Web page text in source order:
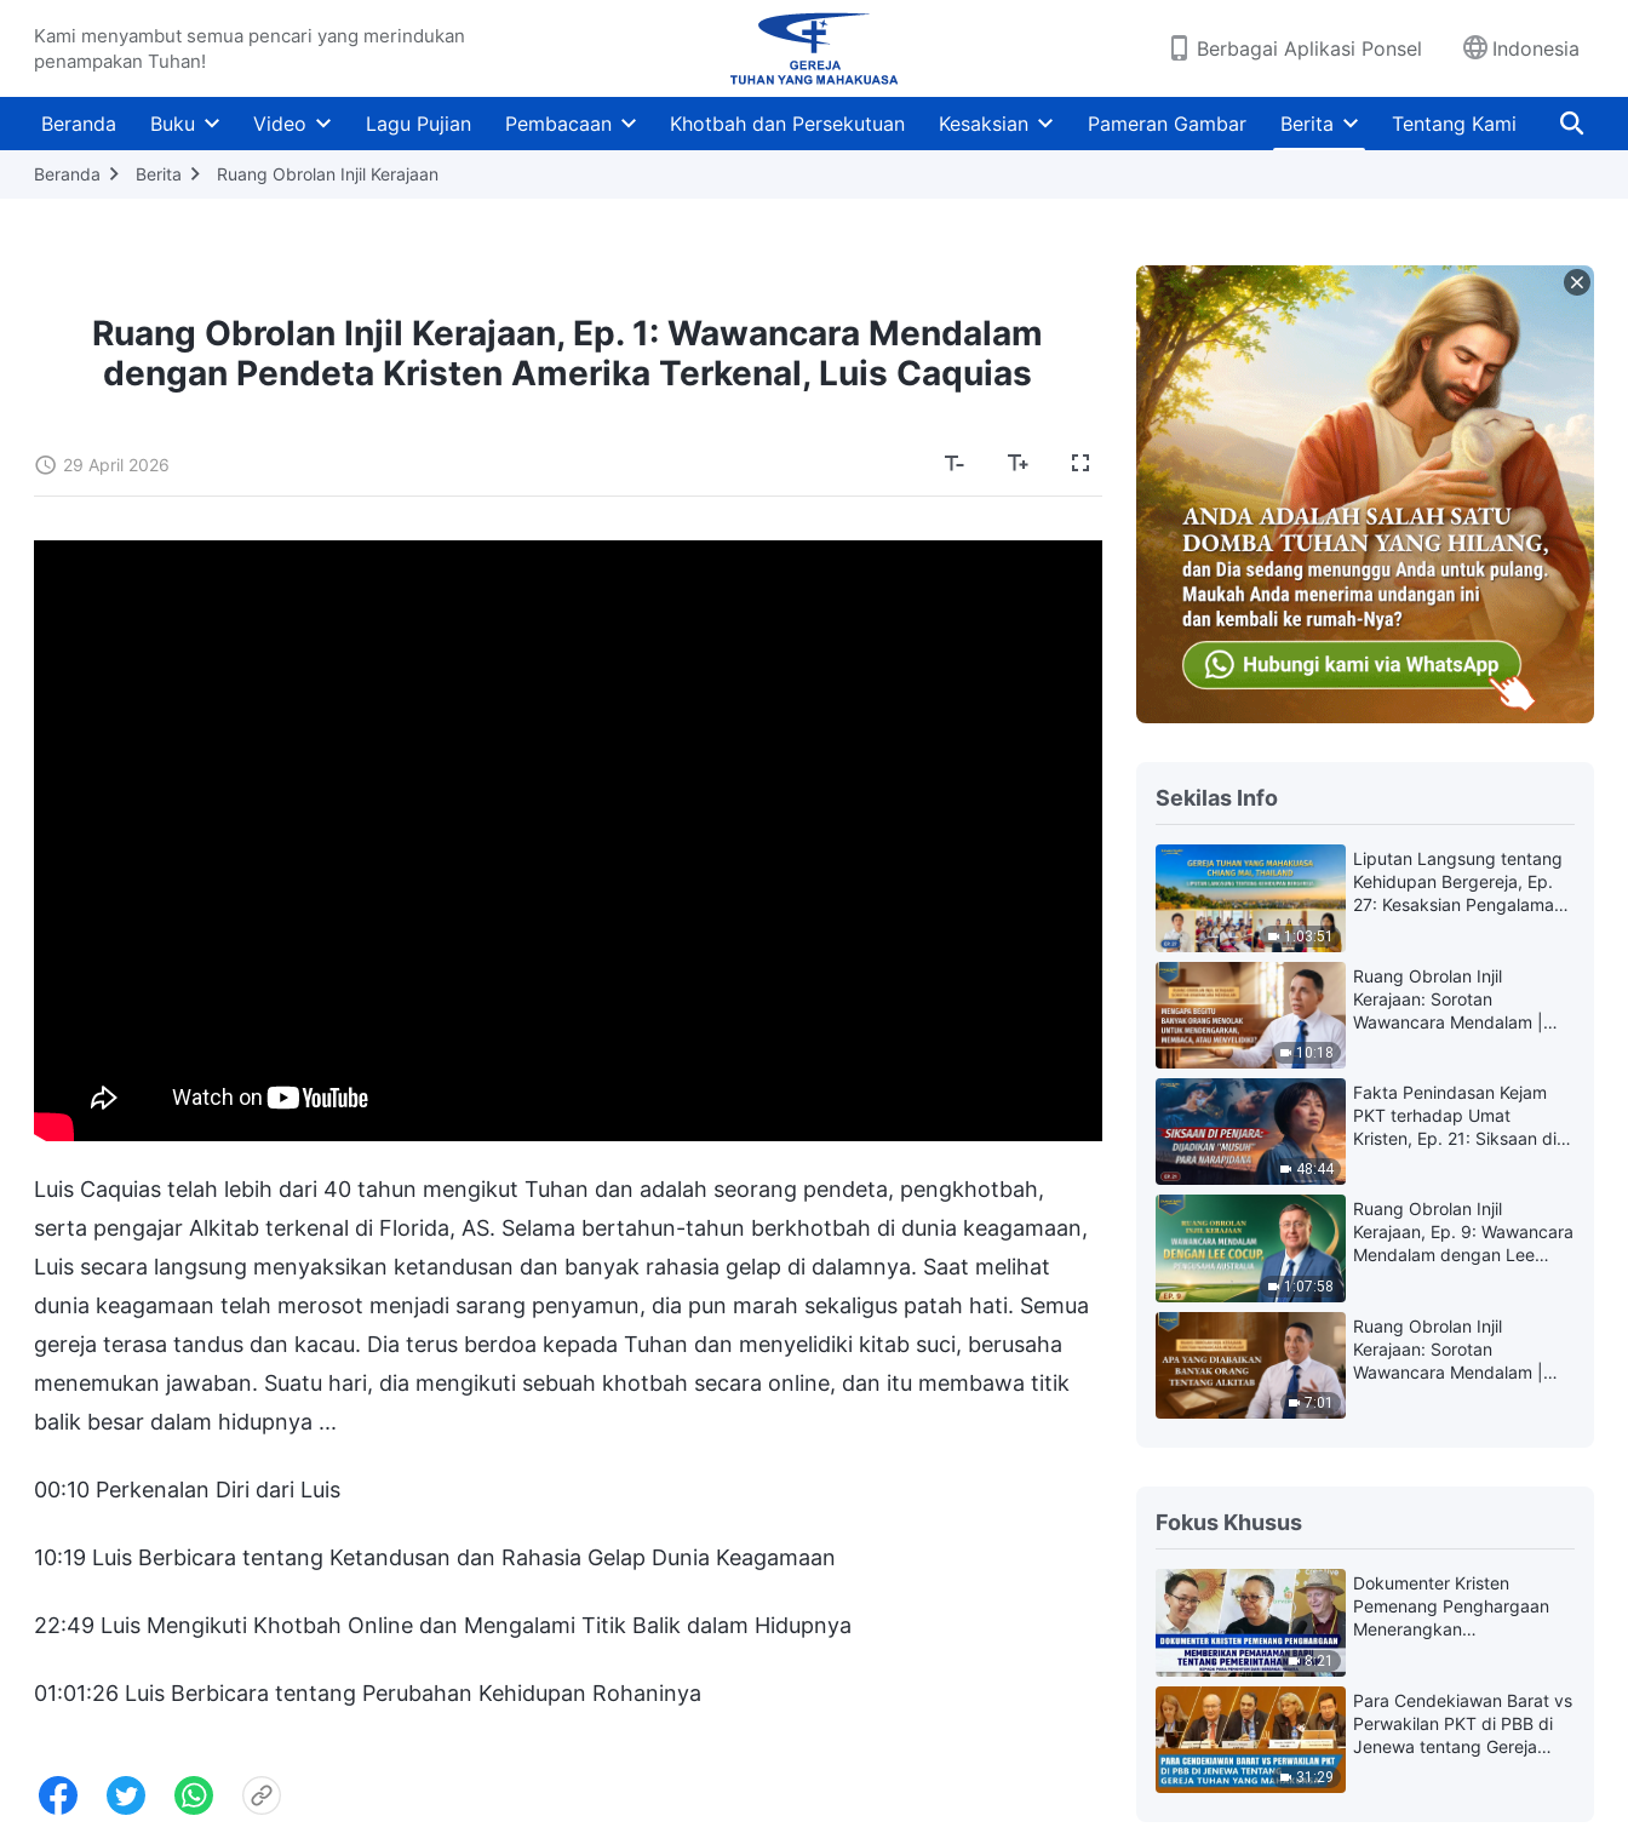
Kami menyambut semua pencari yang merindukan
penampakan Tuhan!
Berbagai Aplikasi Ponsel Indonesia
Beranda Buku Video Lagu Pujian Pembacaan Khotbah dan Persekutuan Kesaksian Pameran Gambar Berita Tentang Kami
Beranda Berita Ruang Obrolan Injil Kerajaan
Ruang Obrolan Injil Kerajaan, Ep. 1: Wawancara Mendalam
dengan Pendeta Kristen Amerika Terkenal, Luis Caquias
29 April 2026
Luis Caquias telah lebih dari 40 tahun mengikut Tuhan dan adalah seorang pendeta, pengkhotbah,
serta pengajar Alkitab terkenal di Florida, AS. Selama bertahun-tahun berkhotbah di dunia keagamaan,
Luis secara langsung menyaksikan ketandusan dan banyak rahasia gelap di dalamnya. Saat melihat
dunia keagamaan telah merosot menjadi sarang penyamun, dia pun marah sekaligus patah hati. Semua
gereja terasa tandus dan kacau. Dia terus berdoa kepada Tuhan dan menyelidiki kitab suci, berusaha
menemukan jawaban. Suatu hari, dia mengikuti sebuah khotbah secara online, dan itu membawa titik
balik besar dalam hidupnya ...
00:10 Perkenalan Diri dari Luis
10:19 Luis Berbicara tentang Ketandusan dan Rahasia Gelap Dunia Keagamaan
22:49 Luis Mengikuti Khotbah Online dan Mengalami Titik Balik dalam Hidupnya
01:01:26 Luis Berbicara tentang Perubahan Kehidupan Rohaninya
Sekilas Info
1:03:51
Liputan Langsung tentang
Kehidupan Bergereja, Ep.
27: Kesaksian Pengalaman
Thailand: Mengalami
Penghakiman Sangatlah
Berharga
10:18
Ruang Obrolan Injil
Kerajaan: Sorotan
Wawancara Mendalam |
Mendengarkan, Membaca,
atau Menyelidiki?
48:44
Fakta Penindasan Kejam
PKT terhadap Umat
Kristen, Ep. 21: Siksaan di
1:07:58
Ruang Obrolan Injil
Kerajaan, Ep. 9: Wawancara
Mendalam dengan Lee
7:01
Ruang Obrolan Injil
Kerajaan: Sorotan
Wawancara Mendalam |
Fokus Khusus
8:21
Dokumenter Kristen
Pemenang Penghargaan
Menerangkan
31:29
Para Cendekiawan Barat vs
Perwakilan PKT di PBB di
Jenewa tentang Gereja